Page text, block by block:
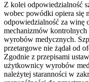
Z kolei odpowiedzialność
wobec powódki opiera się
odpowiedzialność za winę
mechanizmów
wyrobów medycznych.
przetargowe nie żądał od
Zgodnie z przepisami
użytkownicy wyrobów
należytej staranności w